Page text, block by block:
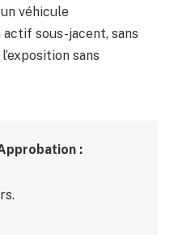
véhicule
sous-jacent, sans
sans
: